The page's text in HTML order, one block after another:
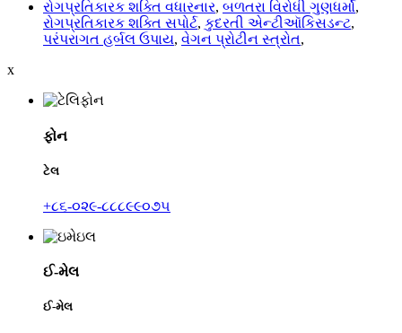
રોગપ્રતિકારક શક્તિ વધારનાર, બળતરા વિરોધી ગુણધર્મો,
રોગપ્રતિકારક શક્તિ સપોર્ટ, કુદરતી એન્ટીઑકિસડન્ટ,
પરંપરાગત હર્બલ ઉપાય, વેગન પ્રોટીન સ્ત્રોત,
x
ફોન
ટેલ
+૮૬-૦૨૯-૮૮૮૯૯૦૭૫
ઈ-મેલ
ઈ-મેલ